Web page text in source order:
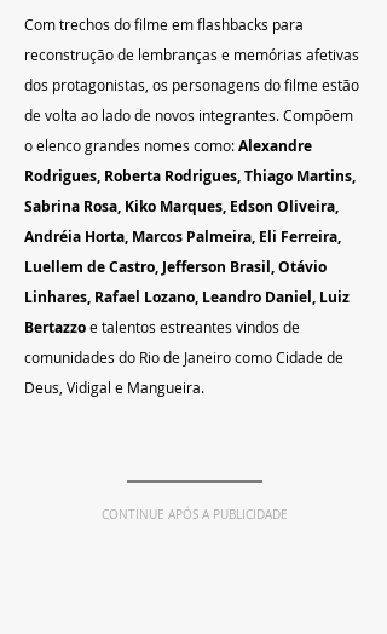
Com trechos do filme em flashbacks para
reconstrução de lembranças e memórias afetivas
dos protagonistas, os personagens do filme estão
de volta ao lado de novos integrantes. Compõem
o elenco grandes nomes como: Alexandre
Rodrigues, Roberta Rodrigues, Thiago Martins,
Sabrina Rosa, Kiko Marques, Edson Oliveira,
Andréia Horta, Marcos Palmeira, Eli Ferreira,
Luellem de Castro, Jefferson Brasil, Otávio
Linhares, Rafael Lozano, Leandro Daniel, Luiz
Bertazzo e talentos estreantes vindos de
comunidades do Rio de Janeiro como Cidade de
Deus, Vidigal e Mangueira.
CONTINUE APÓS A PUBLICIDADE